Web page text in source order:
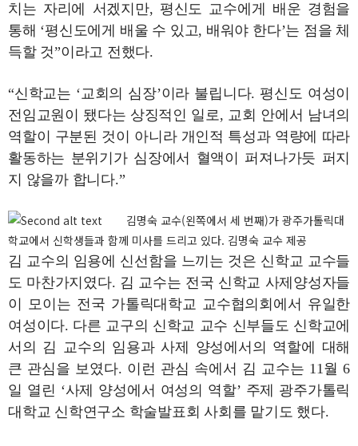
치는 자리에 서겠지만, 평신도 교수에게 배운 경험을
통해 ‘평신도에게 배울 수 있고, 배워야 한다’는 점을 체
득할 것”이라고 전했다.
“신학교는 ‘교회의 심장’이라 불립니다. 평신도 여성이
전임교원이 됐다는 상징적인 일로, 교회 안에서 남녀의
역할이 구분된 것이 아니라 개인적 특성과 역량에 따라
활동하는 분위기가 심장에서 혈액이 퍼져나가듯 퍼지
지 않을까 합니다.”
김명숙 교수(왼쪽에서 세 번째)가 광주가톨릭대
학교에서 신학생들과 함께 미사를 드리고 있다. 김명숙 교수 제공
김 교수의 임용에 신선함을 느끼는 것은 신학교 교수들
도 마찬가지였다. 김 교수는 전국 신학교 사제양성자들
이 모이는 전국 가톨릭대학교 교수협의회에서 유일한
여성이다. 다른 교구의 신학교 교수 신부들도 신학교에
서의 김 교수의 임용과 사제 양성에서의 역할에 대해
큰 관심을 보였다. 이런 관심 속에서 김 교수는 11월 6
일 열린 ‘사제 양성에서 여성의 역할’ 주제 광주가톨릭
대학교 신학연구소 학술발표회 사회를 맡기도 했다.